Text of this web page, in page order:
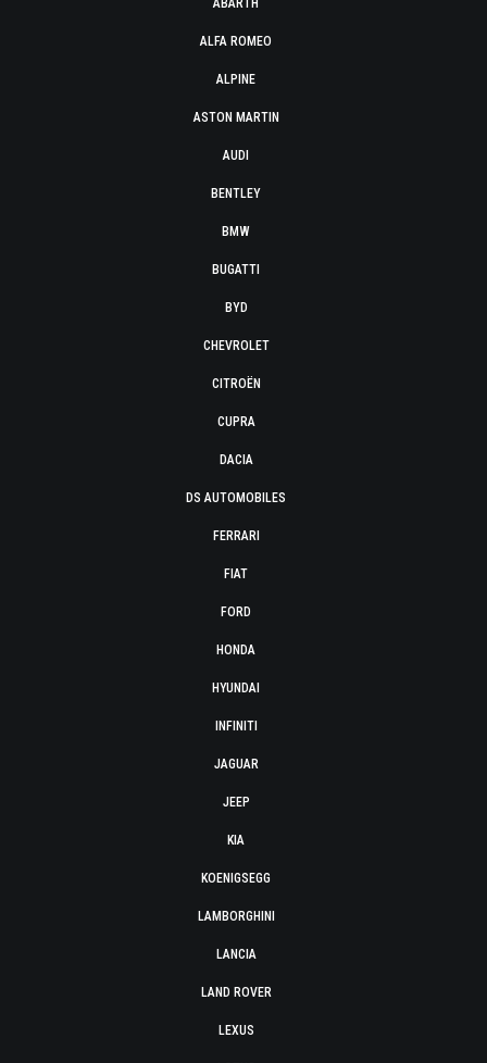
ABARTH
ALFA ROMEO
ALPINE
ASTON MARTIN
AUDI
BENTLEY
BMW
BUGATTI
BYD
CHEVROLET
CITROËN
CUPRA
DACIA
DS AUTOMOBILES
FERRARI
FIAT
FORD
HONDA
HYUNDAI
INFINITI
JAGUAR
JEEP
KIA
KOENIGSEGG
LAMBORGHINI
LANCIA
LAND ROVER
LEXUS